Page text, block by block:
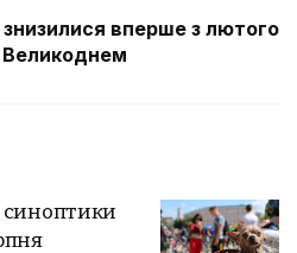
знизилися вперше з лютого
синоптики